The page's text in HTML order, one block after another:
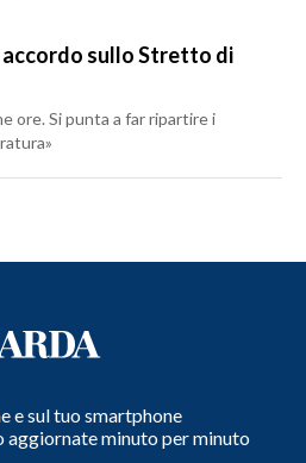
accordo sullo Stretto di
ore. Si punta a far ripartire i
e sul tuo smartphone
aggiornate minuto per minuto